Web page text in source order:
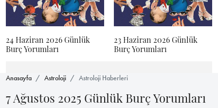
24 Haziran 2026 Günlük
Burç Yorumları
23 Haziran 2026 Günlük
Burç Yorumları
Anasayfa Astroloji Astroloji Haberleri
7 Ağustos 2025 Günlük Burç Yorumları